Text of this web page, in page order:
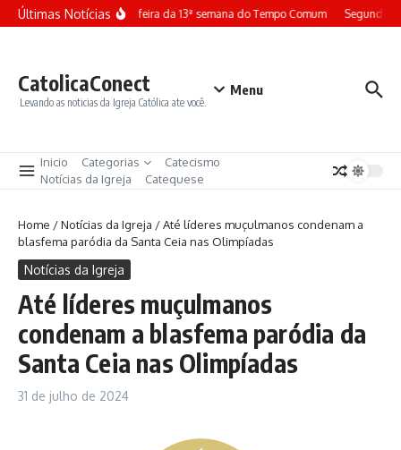
Ir para o conteúdo
Últimas NotíciasTerça-feira da 13ª semana do Tempo Comum Segunda-
CatolicaConect
Levando as noticias da Igreja Católica ate você.
Menu
Inicio Categorias
Catecismo
Notícias da Igreja
Catequese
Home /Notícias da Igreja /Até líderes muçulmanos condenam a
blasfema paródia da Santa Ceia nas Olimpíadas
Notícias da Igreja
Até líderes muçulmanos
condenam a blasfema paródia da
Santa Ceia nas Olimpíadas
31 de julho de 2024